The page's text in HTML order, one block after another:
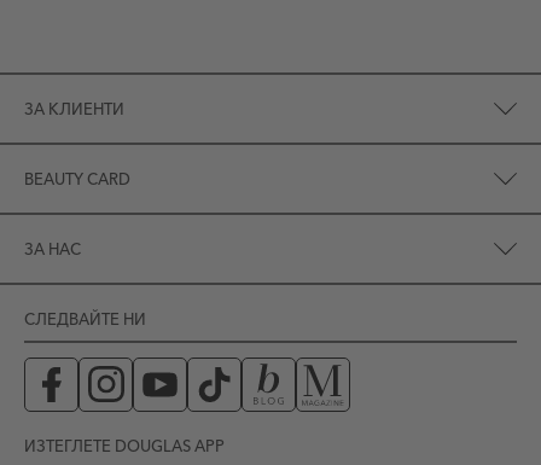
ЗА КЛИЕНТИ
BEAUTY CARD
ЗА НАС
СЛЕДВАЙТЕ НИ
ИЗТЕГЛЕТЕ DOUGLAS APP